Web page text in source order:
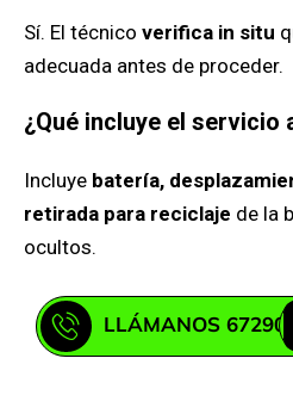
Sí. El técnico verifica in situ
adecuada antes de proceder.
¿Qué incluye el servicio
Incluye batería,
retirada para reciclaje de la
ocultos.
LLÁMANOS